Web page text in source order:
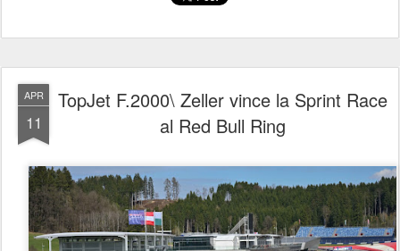
APR
11
TopJet F.2000\ Zeller vince la Sprint Race
al Red Bull Ring